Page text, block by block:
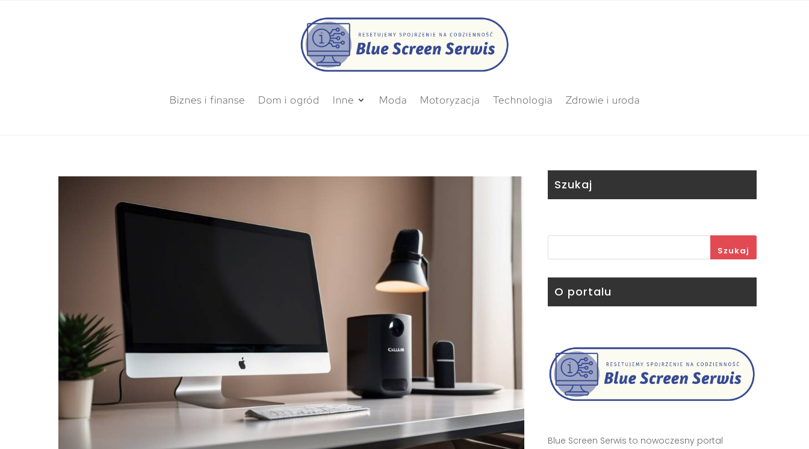
Biznes i finanse Dom i ogród Inne Moda Motoryzacja Technologia Zdrowie i uroda
Szukaj
Szukaj
O portalu
Blue Screen Serwis to nowoczesny portal